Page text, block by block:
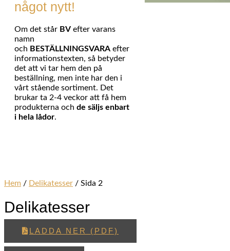
något nytt!
Om det står BV efter varans
namn
och BESTÄLLNINGSVARA efter
informationstexten, så betyder
det att vi tar hem den på
beställning, men inte har den i
vårt stående sortiment. Det
brukar ta 2-4 veckor att få hem
produkterna och de säljs enbart
i hela lådor.
Hem / Delikatesser / Sida 2
Delikatesser
LADDA NER (PDF)